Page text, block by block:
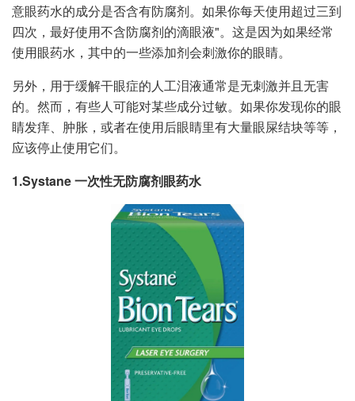
意眼药水的成分是否含有防腐剂。如果你每天使用超过三到
四次，最好使用不含防腐剂的滴眼液"。这是因为如果经常
使用眼药水，其中的一些添加剂会刺激你的眼睛。
另外，用于缓解干眼症的人工泪液通常是无刺激并且无害
的。然而，有些人可能对某些成分过敏。如果你发现你的眼
睛发痒、肿胀，或者在使用后眼睛里有大量眼屎结块等等，
应该停止使用它们。
1.Systane 一次性无防腐剂眼药水